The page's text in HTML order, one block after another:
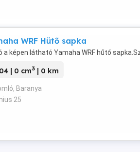
WRF Hütő sapka
a képen látható Yamaha WRF hűtő
| 0 cm3 | 0 km
Baranya
25